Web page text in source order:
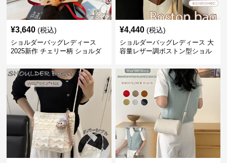
¥3,640 (税込)
ショルダーバッグレディース
2025新作 チェリー柄 ショルダ
3way
¥4,440 (税込)
ショルダーバッグレディース 大
容量レザー調ボストン型ショル